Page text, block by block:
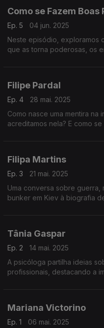
Como se Fazem Boas
Ep. 5
04 jun. 2025
Neste episódio, exploramos
que as torna poderosas, os
Filipe Pardal
Ep. 4
28 mai. 2025
Como nasce uma mentira na
acreditamos nela? E como
Filipa Martins
Ep. 3
21 mai. 2025
Uma conversa sobre guerra,
bunker em Kiev à biografia
Tânia Gaspar
Ep. 2
14 mai. 2025
A psicóloga partilha ideias
profissionais, destacando a
Mariana Victorino
Ep. 1
06 mai. 2025